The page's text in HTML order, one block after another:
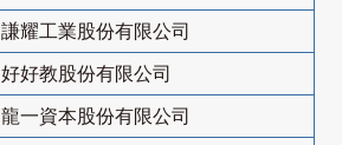
謙耀工業股份有限公司
好好教股份有限公司
龍一資本股份有限公司